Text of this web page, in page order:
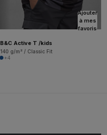
Ajouter
à mes
favoris
B&C Active T /kids
140 g/m² / Classic Fit
+4